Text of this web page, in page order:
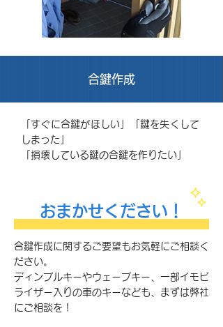
合鍵作成
「すぐに合鍵がほしい」「鍵を失くして
しまった」
「損壊している鍵の合鍵を作りたい」
おまかせください！
合鍵作成に関するご要望もお気軽にご相談く
ださい。
ディンプルキーやウェーブキー、一部イモビ
ライザー入りの車のキーなども、まずは弊社
にご相談を！